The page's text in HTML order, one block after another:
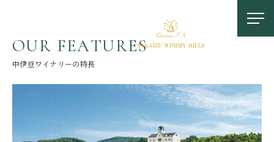
OUR FEATURES
中伊豆ワイナリーの特長